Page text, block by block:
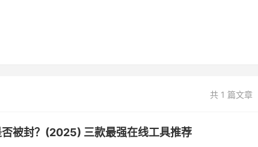
共 1 篇文章
被封？(2025) 三款最强在线工具推荐